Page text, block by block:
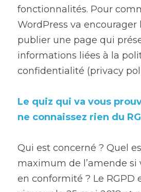
fonctionnalités. Pour
WordPress va encourager
publier une page qui
informations liées à la
confidentialité (privacy
Le quiz qui va vous
ne connaissez rien du
Qui est concerné ? Quel
maximum de l’amende si
en conformité ? Le RGPD